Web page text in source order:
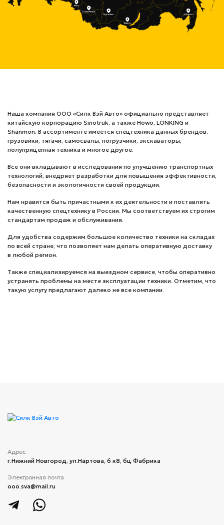
Наша компания OOO «Силк Вэй Авто» официально представляет
китайскую корпорацию Sinotruk, а также Howo, LONKING и
Shanmon. В ассортименте имеется спецтехника данных брендов:
грузовики, тягачи, самосвалы, погрузчики, экскаваторы,
полуприцепная техника и многое другое.
Все они вкладывают в исследования по улучшению транспортных
технологий, внедряет разработки для повышения эффективности,
безопасности и экологичности своей продукции.
Нам нравится быть причастными к их деятельности и поставлять
качественную спецтехнику в России. Мы соответствуем их строгим
стандартам продаж и обслуживания.
Для удобства содержим большое количество техники на складах
по всей стране, что позволяет нам делать оперативную доставку
в любой регион.
Также специализируемся на выездном сервисе, чтобы оперативно
устранять проблемы на месте эксплуатации техники. Отметим, что
такую услугу предлагают далеко не все компании.
Адрес
г.Нижний Новгород, ул.Нартова, 6 к8, бц Фабрика
Электронная почта
ooo.sva@mail.ru